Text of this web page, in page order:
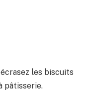
les biscuits
pâtisserie.